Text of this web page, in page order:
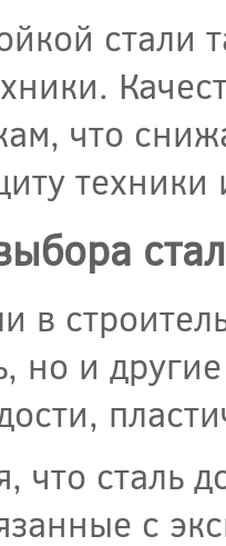
стали
что
в
но и
что сталь
с